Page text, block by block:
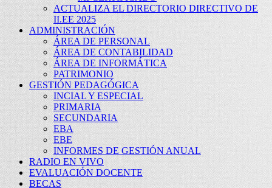
ACTUALIZA EL DIRECTORIO DIRECTIVO DE
II.EE 2025
ADMINISTRACIÓN
ÁREA DE PERSONAL
ÁREA DE CONTABILIDAD
ÁREA DE INFORMÁTICA
PATRIMONIO
GESTIÓN PEDAGÓGICA
INCIAL Y ESPECIAL
PRIMARIA
SECUNDARIA
EBA
EBE
INFORMES DE GESTIÓN ANUAL
RADIO EN VIVO
EVALUACIÓN DOCENTE
BECAS